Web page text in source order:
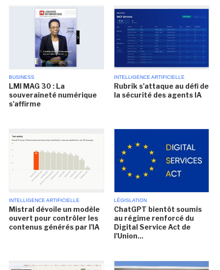
BUSINESS
LMI MAG 30 : La
souveraineté numérique
s'affirme
INTELLIGENCE ARTIFICIELLE
Rubrik s'attaque au défi de
la sécurité des agents IA
INTELLIGENCE ARTIFICIELLE
Mistral dévoile un modèle
ouvert pour contrôler les
contenus générés par l'IA
LÉGISLATION
ChatGPT bientôt soumis
au régime renforcé du
Digital Service Act de
l'Union...